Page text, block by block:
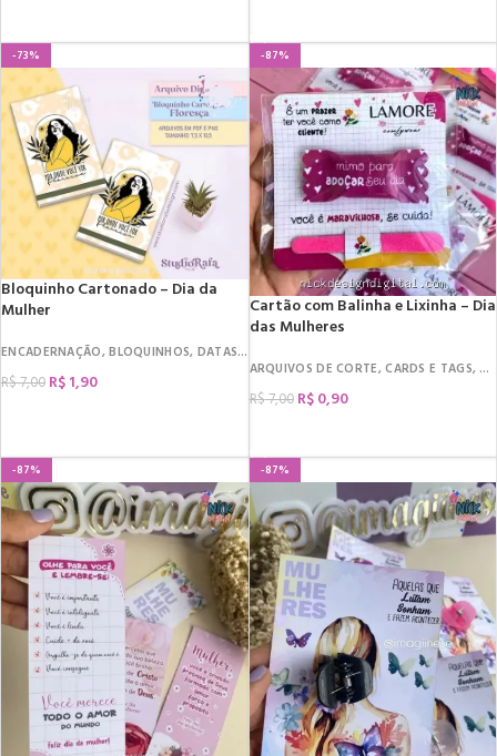
-73%
Bloquinho Cartonado – Dia da
Mulher
ENCADERNAÇÃO,BLOQUINHOS, DATAS COMEMORATIVAS
R$7,00 R$1,90
-87%
Cartão com Balinha e Lixinha – Dia
das Mulheres
ARQUIVOS DE CORTE,CARDS E TAGS,
R$7,00 R$0,90
-87% -87%